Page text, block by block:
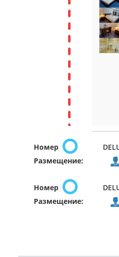
Номер
Размещение:
Номер
Размещение: